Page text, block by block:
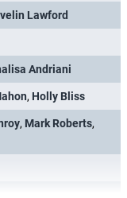
Lawford
Andriani
, Holly Bliss
, Mark Roberts,